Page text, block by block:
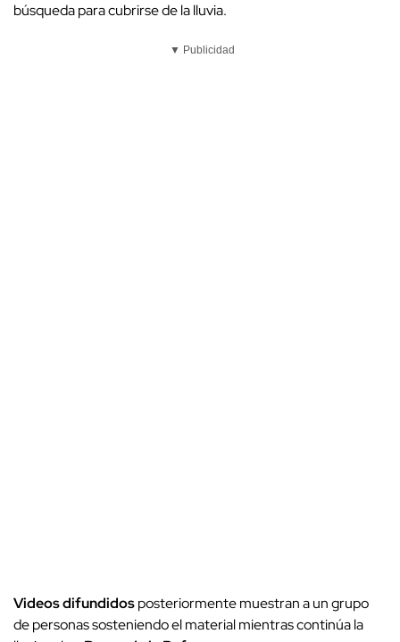
búsqueda para cubrirse de la lluvia.
▼ Publicidad
Videos difundidosposteriormente muestran a un grupo
de personas sosteniendo el material mientras continúa la